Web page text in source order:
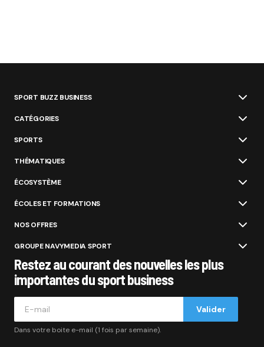
SPORT BUZZ BUSINESS
CATÉGORIES
SPORTS
THÉMATIQUES
ÉCOSYSTÈME
ÉCOLES ET FORMATIONS
NOS OFFRES
GROUPE NAVYMEDIA SPORT
Restez au courant des nouvelles les plus
importantes du sport business
Valider
Dans votre boite e-mail (1 fois par semaine).